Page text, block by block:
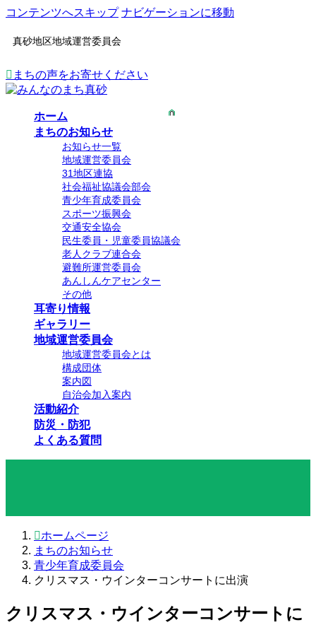
コンテンツへスキップ ナビゲーションに移動
真砂地区地域運営委員会
まちの声をお寄せください
ホーム
まちのお知らせ
お知らせ一覧
地域運営委員会
31地区連協
社会福祉協議会部会
青少年育成委員会
スポーツ振興会
交通安全協会
民生委員・児童委員協議会
老人クラブ連合会
避難所運営委員会
あんしんケアセンター
その他
耳寄り情報
ギャラリー
地域運営委員会
地域運営委員会とは
構成団体
案内図
自治会加入案内
活動紹介
防災・防犯
よくある質問
ホームページ
まちのお知らせ
青少年育成委員会
クリスマス・ウインターコンサートに出演
クリスマス・ウインターコンサートに